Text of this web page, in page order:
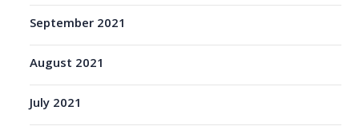
September 2021
August 2021
July 2021